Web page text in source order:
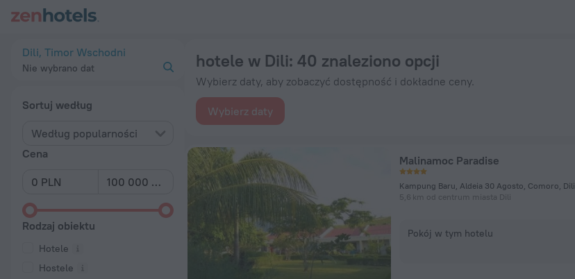
Dili, Timor Wschodni
Nie wybrano dat
Sortuj według
Według popularności
Cena
Rodzaj obiektu
Hotele
Hostele
hotele w Dili: 40 znaleziono opcji
Wybierz daty, aby zobaczyć dostępność i dokładne ceny.
Wybierz daty
Malinamoc Paradise
Kampung Baru, Aldeia 30 Agosto, Comoro, Dili
5,6 km od centrum miasta Dili
Pokój w tym hotelu
20 najlepszych hotele w Dili 2026 od 109 zł – zarezerwuj teraz na ZenHotels.com